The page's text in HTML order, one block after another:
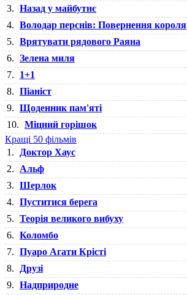
3. Назад у майбутнє
4. Володар перснів: Повернення короля
5. Врятувати рядового Раяна
6. Зелена миля
7.
1+1
8. Піаніст
9. Щоденник пам'яті
10. Міцний горішок
Кращі 50 фільмів
1.
Доктор Хаус
2.
Альф
3. Шерлок
4. Пуститися берега
5. Теорія великого вибуху
6. Коломбо
7. Пуаро Агати Крісті
8.
Друзі
9. Надприродне